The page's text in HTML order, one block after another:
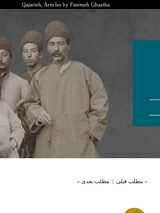
Qajarieh, Articles by Fatemeh Ghaziha
« مطلب قبلی | مطلب بعدی »